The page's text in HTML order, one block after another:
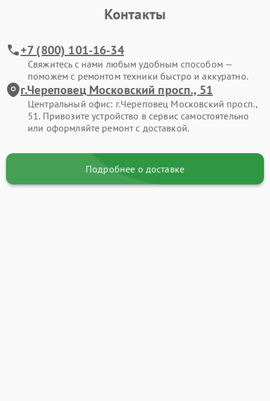
Контакты
+7 (800) 101-16-34
Свяжитесь с нами любым удобным способом —
поможем с ремонтом техники быстро и аккуратно.
г.Череповец Московский просп., 51
Центральный офис: г.Череповец Московский просп.,
51. Привозите устройство в сервис самостоятельно
или оформляйте ремонт с доставкой.
Подробнее о доставке